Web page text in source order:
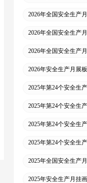
2026年全国安全生产
2026年全国安全生产
2026年全国安全生产月
2026年安全生产月展板
2025年第24个安全生
2025年第24个安全生
2025年第24个安全生
2025年第24个安全生
2025年全国安全生产
2025年安全生产月挂画